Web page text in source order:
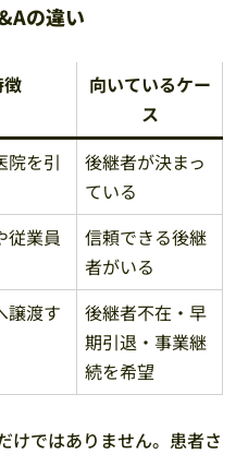
の違い
向いているケー
ス
院を引
後継者が決まっ
ている
従業員
信頼できる後継
者がいる
譲渡す
後継者不在・早
期引退・事業継
続を希望
けではありません。患者さ